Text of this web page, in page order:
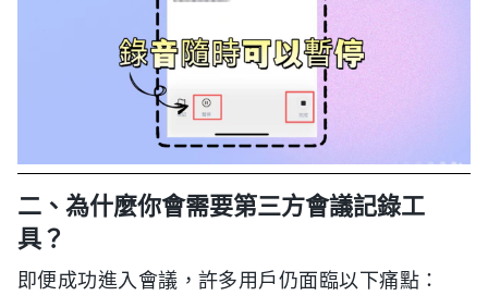
二、為什麼你會需要第三方會議記錄工
具？
即便成功進入會議，許多用戶仍面臨以下痛點：